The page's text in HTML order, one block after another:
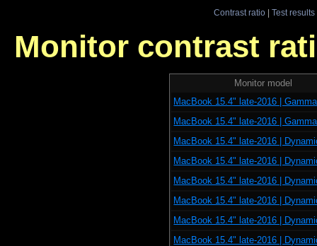
Contrast ratio| Test results
Monitor contrast
Monitor model
MacBook 15.4" late-2016 | Gamma
MacBook 15.4" late-2016 | Gamma
MacBook 15.4" late-2016 |
MacBook 15.4" late-2016 |
MacBook 15.4" late-2016 |
MacBook 15.4" late-2016 |
MacBook 15.4" late-2016 |
MacBook 15.4" late-2016 |